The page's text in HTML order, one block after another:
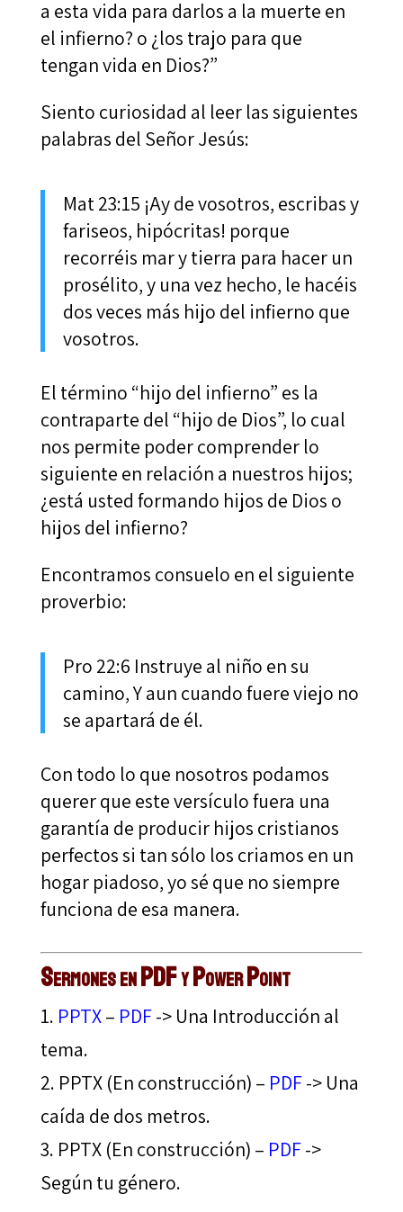
a esta vida para darlos a la muerte en
el infierno? o ¿los trajo para que
tengan vida en Dios?”
Siento curiosidad al leer las siguientes
palabras del Señor Jesús:
Mat 23:15 ¡Ay de vosotros, escribas y
fariseos, hipócritas! porque
recorréis mar y tierra para hacer un
prosélito, y una vez hecho, le hacéis
dos veces más hijo del infierno que
vosotros.
El término “hijo del infierno” es la
contraparte del “hijo de Dios”, lo cual
nos permite poder comprender lo
siguiente en relación a nuestros hijos;
¿está usted formando hijos de Dios o
hijos del infierno?
Encontramos consuelo en el siguiente
proverbio:
Pro 22:6 Instruye al niño en su
camino, Y aun cuando fuere viejo no
se apartará de él.
Con todo lo que nosotros podamos
querer que este versículo fuera una
garantía de producir hijos cristianos
perfectos si tan sólo los criamos en un
hogar piadoso, yo sé que no siempre
funciona de esa manera.
Sermones en PDF y Power Point
PPTX– PDF-> Una Introducción al
tema.
PPTX (En construcción) – PDF-> Una
caída de dos metros.
PPTX (En construcción) – PDF->
Según tu género.